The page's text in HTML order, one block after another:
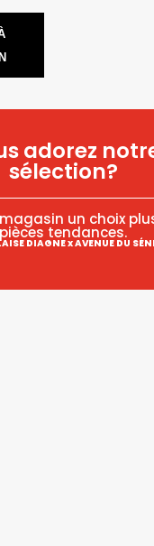
adorez
sélection?
un choix
pièces tendances.
DIAGNE x AVENUE DU